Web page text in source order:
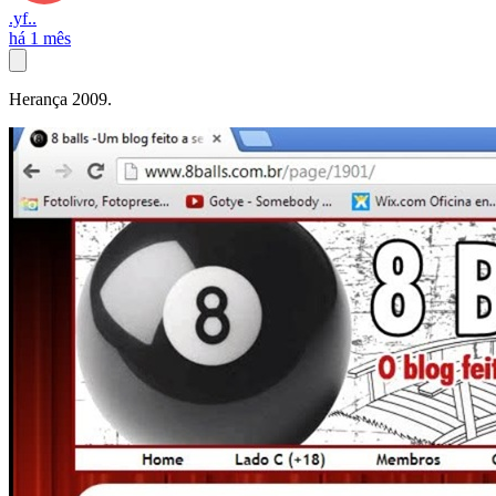
.yf..
há 1 mês
Herança 2009.